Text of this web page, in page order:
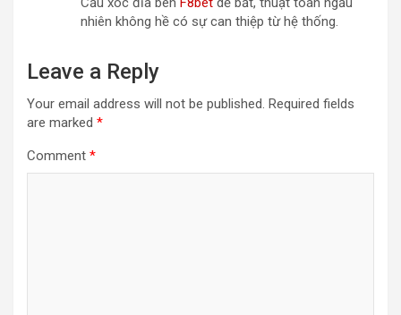
nhiên không hề có sự can thiệp từ hệ thống.
Leave a Reply
Your email address will not be published. Required fields
are marked *
Comment *